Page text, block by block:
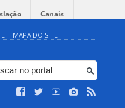
Canais
MAPA DO SITE